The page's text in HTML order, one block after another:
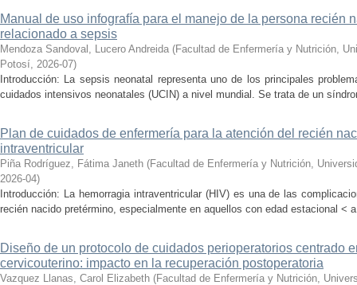
Manual de uso infografía para el manejo de la persona recién
relacionado a sepsis
Mendoza Sandoval, Lucero Andreida (Facultad de Enfermería y Nutrición,
Potosí, 2026-07)
Introducción: La sepsis neonatal representa uno de los principales
cuidados intensivos neonatales (UCIN) a nivel mundial. Se trata de un
Plan de cuidados de enfermería para la atención del recién
intraventricular
Piña Rodríguez, Fátima Janeth (Facultad de Enfermería y Nutrición,
2026-04)
Introducción: La hemorragia intraventricular (HIV) es una de las
recién nacido pretérmino, especialmente en aquellos con edad estacional <
Diseño de un protocolo de cuidados perioperatorios centrado
cervicouterino: impacto en la recuperación postoperatoria
Vazquez Llanas, Carol Elizabeth (Facultad de Enfermería y Nutrición,